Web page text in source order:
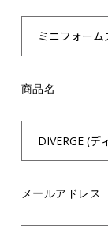
商品名
メールアドレス